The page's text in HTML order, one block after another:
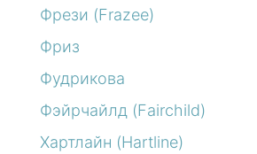
Фрези (Frazee)
Фриз
Фудрикова
Фэйрчайлд (Fairchild)
Хартлайн (Hartline)